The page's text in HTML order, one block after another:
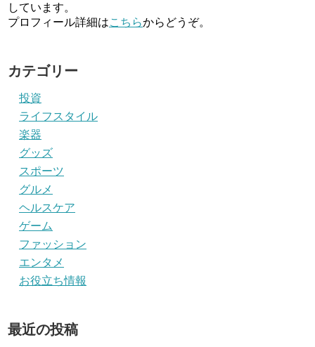
しています。
プロフィール詳細はこちらからどうぞ。
カテゴリー
投資
ライフスタイル
楽器
グッズ
スポーツ
グルメ
ヘルスケア
ゲーム
ファッション
エンタメ
お役立ち情報
最近の投稿